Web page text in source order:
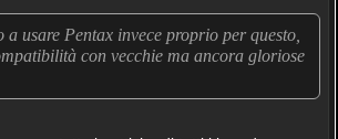
usare Pentax invece proprio per questo,
con vecchie ma ancora gloriose